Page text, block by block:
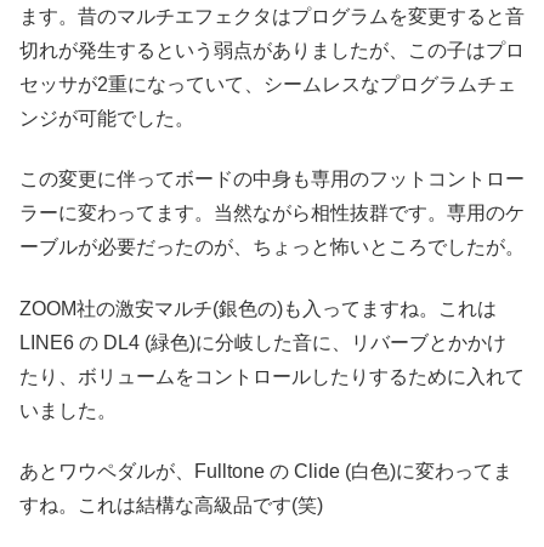
ます。昔のマルチエフェクタはプログラムを変更すると音
切れが発生するという弱点がありましたが、この子はプロ
セッサが2重になっていて、シームレスなプログラムチェ
ンジが可能でした。
この変更に伴ってボードの中身も専用のフットコントロー
ラーに変わってます。当然ながら相性抜群です。専用のケ
ーブルが必要だったのが、ちょっと怖いところでしたが。
ZOOM社の激安マルチ(銀色の)も入ってますね。これは
LINE6 の DL4 (緑色)に分岐した音に、リバーブとかかけ
たり、ボリュームをコントロールしたりするために入れて
いました。
あとワウペダルが、Fulltone の Clide (白色)に変わってま
すね。これは結構な高級品です(笑)